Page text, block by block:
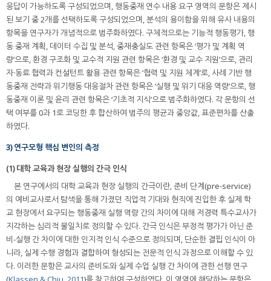
응답이 가능하도록 구성되었으며, 행동중재 연수 내용 요구 영역의 문항은 제시
된 보기 중 2개를 선택하도록 구성되었으며, 분석의 용이함을 위해 유사 내용의
항목을 연구자가 개념적으로 범주화하였다. 구체적으로는 기능적 행동평가, 행
동 중재 계획, 데이터 수집 및 분석, 중재충실도 관련 항목은 ‘평가 및 계획 역
량’으로, 환경 구조화 및 교수적 지원 관련 항목은 ‘환경 및 교수 지원’으로, 관리
자·동료 협력과 컨설턴트 활용 관련 항목은 ‘협력 및 지원 체계’로, 사례 기반 행
동중재 전략과 위기행동 대응절차 관련 항목은 ‘실행 및 위기 대응 역량’으로, 행
동중재 이론 및 윤리 관련 항목은 ‘기초적 지식’으로 범주화하였다. 각 문항의 선
택 여부를 0과 1로 코딩한 후 합산하여 범주의 평균과 중앙값, 표준편차를 산출
하였다.
3) 연구모형 핵심 변인의 측정
(1) 대학 교육과 현장 실행의 간극 인식
본 연구에서의 대학 교육과 현장 실행의 간극이란, 준비 단계(pre-service)
의 예비교사로서 탐색을 통해 가졌던 직업적 기대와 현직에 진입한 후 실제 학
교 현장에서 요구되는 행동중재 실행 역량 간의 차이에 대해 저경력 특수교사가
지각하는 심리적 불일치로 정의할 수 있다. 간극 인식은 부정적 평가가 아닌 준
비-실행 간 차이에 대한 인지적 인식 수준으로 정의되며, 단순한 결핍 인식이 아
니라, 실제 수행 경험과 결합하여 형성되는 전문적 인식 과정으로 이해할 수 있
다. 이러한 문항은 교사의 준비도와 실제 수업 실행 간 차이에 관한 선행 연구